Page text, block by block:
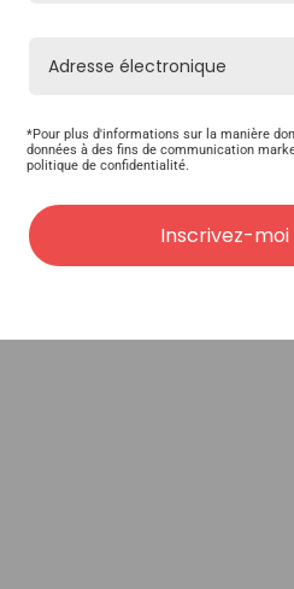
Blogs
Comment lire les codes de
capillaire?
Complément Capillaire En
acheter chez
*Pour plus d'informations sur la manière
données à des fins de communication
politique de confidentialité.
Inscrivez-moi